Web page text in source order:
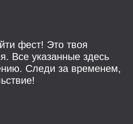
фест! Это твоя
Все указанные здесь
Следи за временем,